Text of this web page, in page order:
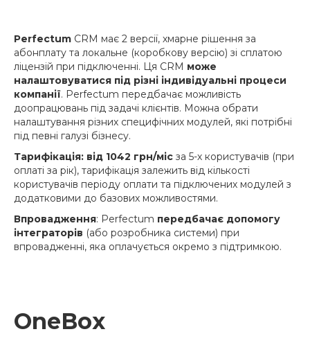
Perfectum CRM має 2 версії, хмарне рішення за
абонплату та локальне (коробкову версію) зі сплатою
ліцензій при підключенні. Ця CRM може
налаштовуватися під різні індивідуальні процеси
компанії. Perfectum передбачає можливість
доопрацювань під задачі клієнтів. Можна обрати
налаштування різних специфічних модулей, які потрібні
під певні галузі бізнесу.
Тарифікація: від 1042 грн/міс за 5-х користувачів (при
оплаті за рік), тарифікація залежить від кількості
користувачів періоду оплати та підключених модулей з
додатковими до базових можливостями.
Впровадження: Perfectum передбачає допомогу
інтеграторів (або розробника системи) при
впровадженні, яка оплачується окремо з підтримкою.
OneBox